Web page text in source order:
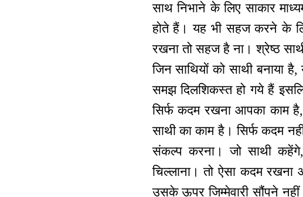
साथ निभाने के लिए साकार
होते हैं। यह भी सहज करने के
रखना तो सहज है ना। श्रेष्ठ
जिन साथियों को साथी बनाया
समझ दिलशिकस्त हो गये हैं
सिर्फ कदम रखना आपका काम
साथी का काम है। सिर्फ कदम
संकल्प करना। जो साथी
चिल्लाना। तो ऐसा कदम रखना
उसके ऊपर जिम्मेवारी सौंपने